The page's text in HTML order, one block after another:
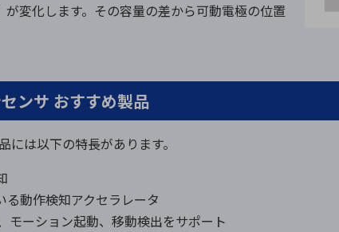
変化します。その容量の差から可動電極の位置
ンサ おすすめ製品
は以下の特長があります。
動作検知アクセラレータ
モーション起動、移動検出をサポート